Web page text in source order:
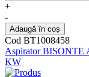
+
-
Adaugă în coș
Cod BT1008458
Aspirator BISONTE
KW